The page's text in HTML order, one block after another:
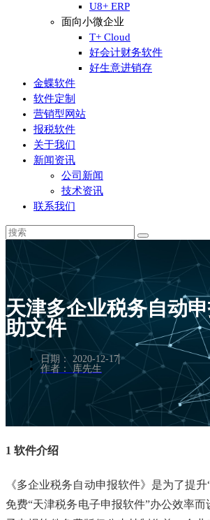
U8+ ERP
面向小微企业
T+ Cloud
好会计财务软件
好生意进销存
金蝶软件
软件定制
营销型网站
报税软件
关于我们
新闻资讯
公司新闻
技术资讯
联系我们
天津多企业税务自动
助文件
日期：
2020-12-17
作者：
库先生
1 软件介绍
《多企业税务自动申报软件》是为了提
免费“天津税务电子申报软件”办公效率